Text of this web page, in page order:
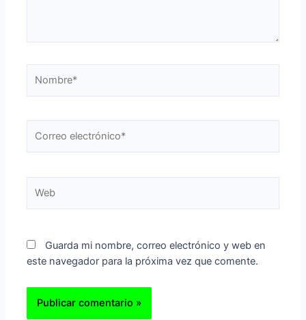
electrónico*
Guarda mi nombre, correo electrónico y web en
este navegador para la próxima vez que comente.